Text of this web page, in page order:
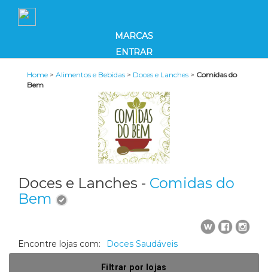
MARCAS
ENTRAR
Home > Alimentos e Bebidas > Doces e Lanches > Comidas do
Bem
Doces e Lanches - Comidas do
Bem
Encontre lojas com: Doces Saudáveis